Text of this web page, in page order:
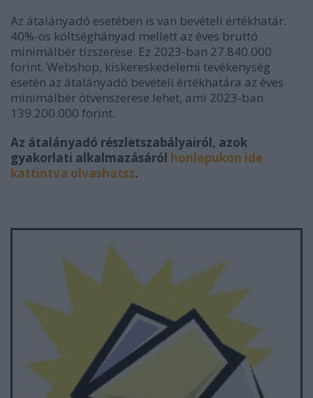
Az átalányadó esetében is van bevételi értékhatár.
40%-os költséghányad mellett az éves bruttó
minimálbér tízszerese. Ez 2023-ban 27.840.000
forint. Webshop, kiskereskedelemi tevékenység
esetén az átalányadó bevételi értékhatára az éves
minimálbér ötvenszerese lehet, ami 2023-ban
139.200.000 forint.
Az átalányadó részletszabályairól, azok
gyakorlati alkalmazásáról honlapukon ide
kattintva olvashatsz.